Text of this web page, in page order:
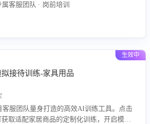
客服团队 · 岗前培训
生效中
接待训练-家具用品
客服团队量身打造的高效AI训练工具。点击
获取适配家居商品的定制化训练，开启模拟